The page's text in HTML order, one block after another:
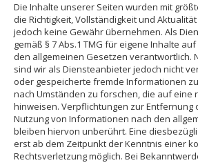
Die Inhalte unserer Seiten wurden mit
die Richtigkeit, Vollständigkeit und
jedoch keine Gewähr übernehmen. Als
gemäß § 7 Abs.1 TMG für eigene Inhalte
den allgemeinen Gesetzen verantwortlich.
sind wir als Diensteanbieter jedoch nicht
oder gespeicherte fremde Informationen
nach Umständen zu forschen, die auf eine
hinweisen. Verpflichtungen zur Entfernung
Nutzung von Informationen nach den
bleiben hiervon unberührt. Eine
erst ab dem Zeitpunkt der Kenntnis einer
Rechtsverletzung möglich. Bei